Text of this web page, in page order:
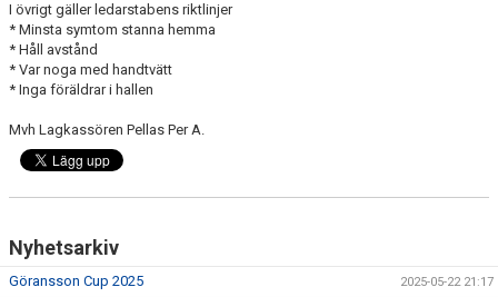
I övrigt gäller ledarstabens riktlinjer
* Minsta symtom stanna hemma
* Håll avstånd
* Var noga med handtvätt
* Inga föräldrar i hallen
Mvh Lagkassören Pellas Per A.
Nyhetsarkiv
Göransson Cup 2025 2025-05-22 21:17